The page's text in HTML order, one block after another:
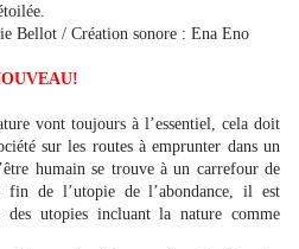
Bellot / Création sonore : Ena Eno
vont toujours à l’essentiel, cela doit
sur les routes à emprunter dans un
humain se trouve à un carrefour de
fin de l’utopie de l’abondance, il est
des utopies incluant la nature comme